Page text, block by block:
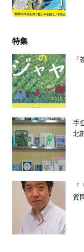
特集
『
手
北
質